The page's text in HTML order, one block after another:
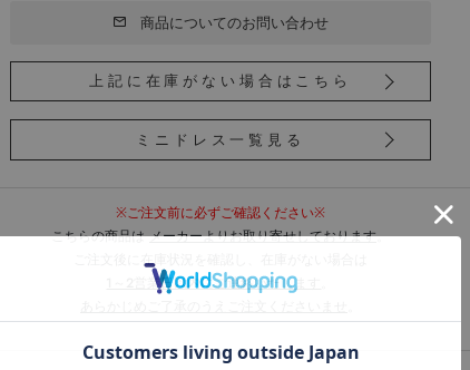
商品についてのお問い合わせ
上記に在庫がない場合はこちら
ミニドレス一覧見る
※ご注文前に必ずご確認ください※
こちらの商品はメーカーよりお取り寄せしております。
ご注文後に在庫状況を確認し、在庫がない場合は
1～2営業日以内にご連絡いたします